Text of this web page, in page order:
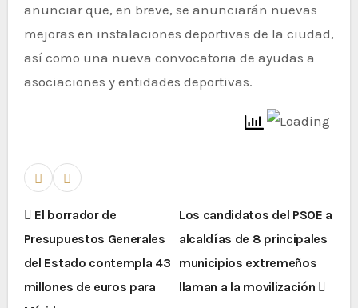
anunciar que, en breve, se anunciarán nuevas
mejoras en instalaciones deportivas de la ciudad,
así como una nueva convocatoria de ayudas a
asociaciones y entidades deportivas.
El borrador de
Presupuestos Generales
del Estado contempla 43
millones de euros para
Los candidatos del PSOE a
alcaldías de 8 principales
municipios extremeños
llaman a la movilización